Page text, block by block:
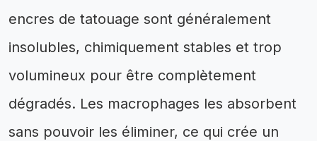
encres de tatouage sont généralement
insolubles, chimiquement stables et trop
volumineux pour être complètement
dégradés. Les macrophages les absorbent
sans pouvoir les éliminer, ce qui crée un